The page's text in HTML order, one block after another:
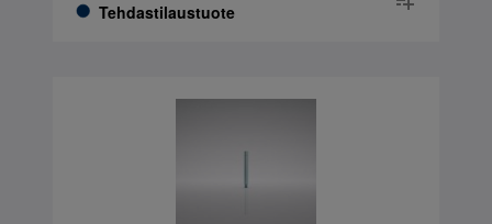
Tehdastilaustuote